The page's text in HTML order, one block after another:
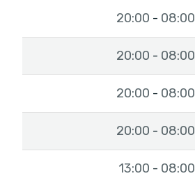
08:00
-
20:00
08:00
-
20:00
08:00
-
20:00
08:00
-
20:00
08:00
-
13:00